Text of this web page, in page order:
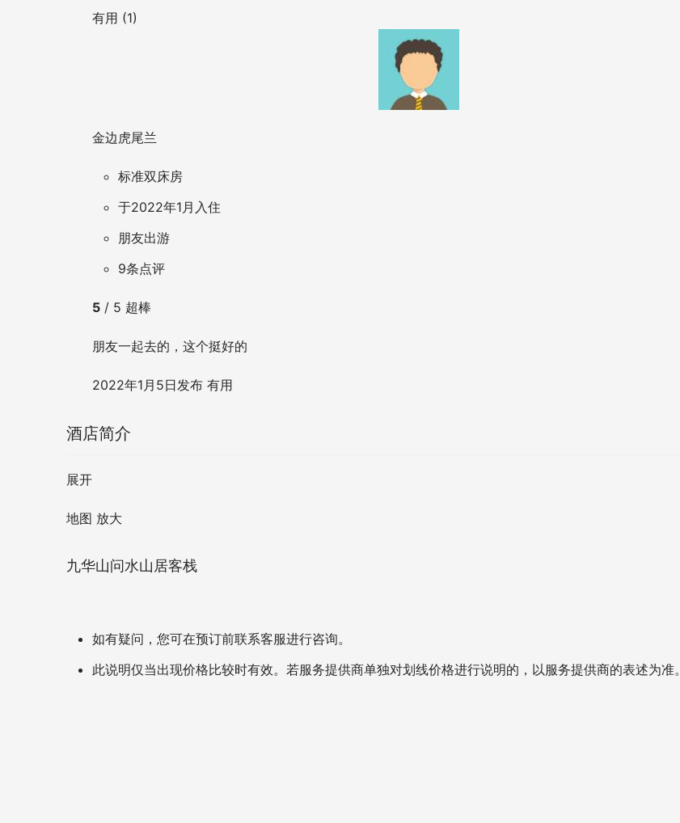
有用 (1)
金边虎尾兰
标准双床房
于2022年1月入住
朋友出游
9条点评
5 / 5 超棒
朋友一起去的，这个挺好的
2022年1月5日发布 有用
酒店简介
展开
地图 放大
九华山问水山居客栈
如有疑问，您可在预订前联系客服进行咨询。
此说明仅当出现价格比较时有效。若服务提供商单独对划线价格进行说明的，以服务提供商的表述为准。